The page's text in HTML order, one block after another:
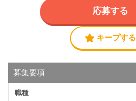
キープする
応募する
募集要項
職種